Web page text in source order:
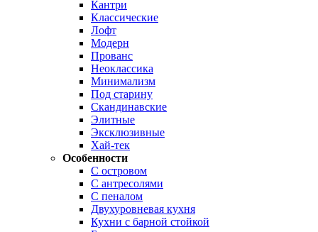
Кантри
Классические
Лофт
Модерн
Прованс
Неоклассика
Минимализм
Под старину
Скандинавские
Элитные
Эксклюзивные
Хай-тек
Особенности
С островом
С антресолями
С пеналом
Двухуровневая кухня
Кухни с барной стойкой